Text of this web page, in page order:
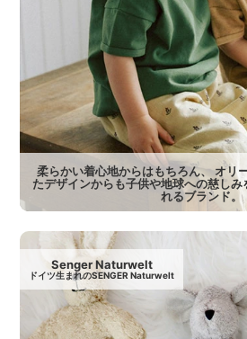
柔らかい着心地からはもちろん、 オリ
たデザインからも子供や地球への慈しみ
れるブランド。
Senger Naturwelt
ドイツ生まれのSENGER Naturwelt